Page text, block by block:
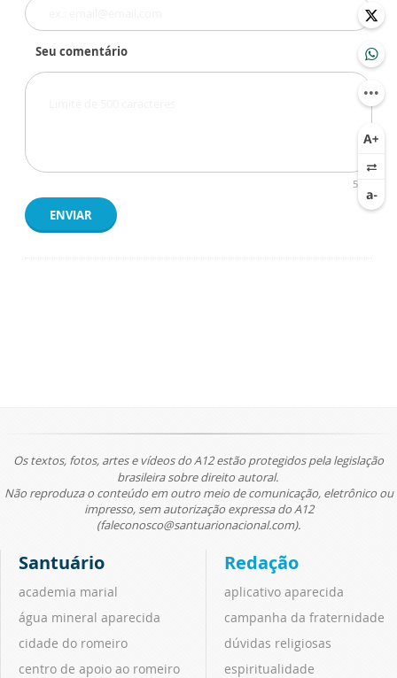
Seu comentário
500
ENVIAR
Os textos, fotos, artes e vídeos do A12 estão protegidos pela legislação
brasileira sobre direito autoral.
Não reproduza o conteúdo em outro meio de comunicação, eletrônico ou
impresso, sem autorização expressa do A12
(faleconosco@santuarionacional.com).
Santuário
academia marial
água mineral aparecida
cidade do romeiro
centro de apoio ao romeiro
Redação
aplicativo aparecida
campanha da fraternidade
dúvidas religiosas
espiritualidade